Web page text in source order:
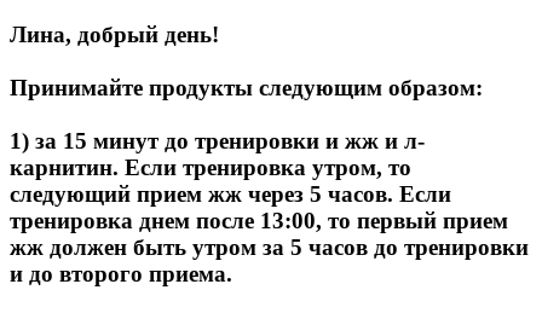
Лина, добрый день!
Принимайте продукты следующим образом:
1) за 15 минут до тренировки и жж и л-
карнитин. Если тренировка утром, то
следующий прием жж через 5 часов. Если
тренировка днем после 13:00, то первый прием
жж должен быть утром за 5 часов до тренировки
и до второго приема.